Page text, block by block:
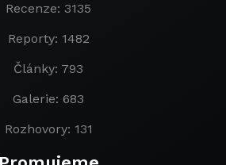
Recenze: 3135
Reporty: 1482
Články: 793
Galerie: 683
Rozhovory: 131